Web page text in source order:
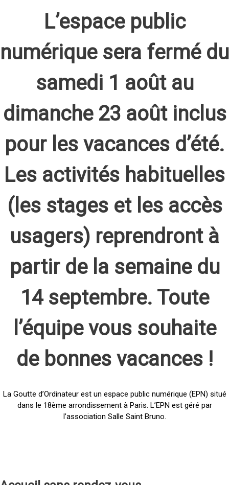
L’espace public
numérique sera fermé du
samedi 1 août au
dimanche 23 août inclus
pour les vacances d’été.
Les activités habituelles
(les stages et les accès
usagers) reprendront à
partir de la semaine du
14 septembre. Toute
l’équipe vous souhaite
de bonnes vacances !
La Goutte d’Ordinateur est un espace public numérique (EPN) situé
dans le 18ème arrondissement à Paris. L’EPN est géré par
l’association Salle Saint Bruno.